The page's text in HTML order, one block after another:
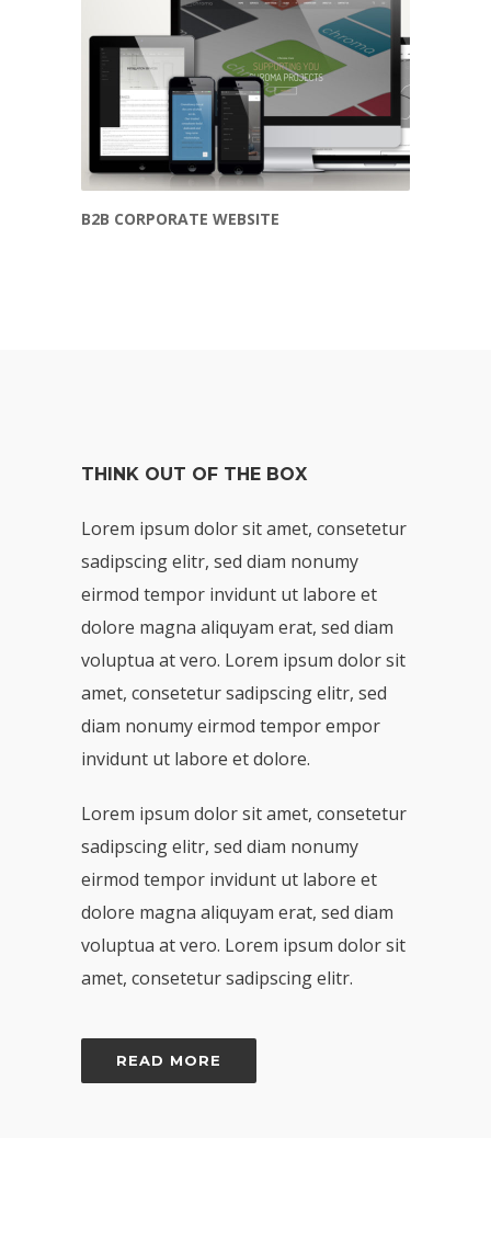
B2B CORPORATE WEBSITE
THINK OUT OF THE BOX
Lorem ipsum dolor sit amet, consetetur
sadipscing elitr, sed diam nonumy
eirmod tempor invidunt ut labore et
dolore magna aliquyam erat, sed diam
voluptua at vero. Lorem ipsum dolor sit
amet, consetetur sadipscing elitr, sed
diam nonumy eirmod tempor empor
invidunt ut labore et dolore.
Lorem ipsum dolor sit amet, consetetur
sadipscing elitr, sed diam nonumy
eirmod tempor invidunt ut labore et
dolore magna aliquyam erat, sed diam
voluptua at vero. Lorem ipsum dolor sit
amet, consetetur sadipscing elitr.
READ MORE